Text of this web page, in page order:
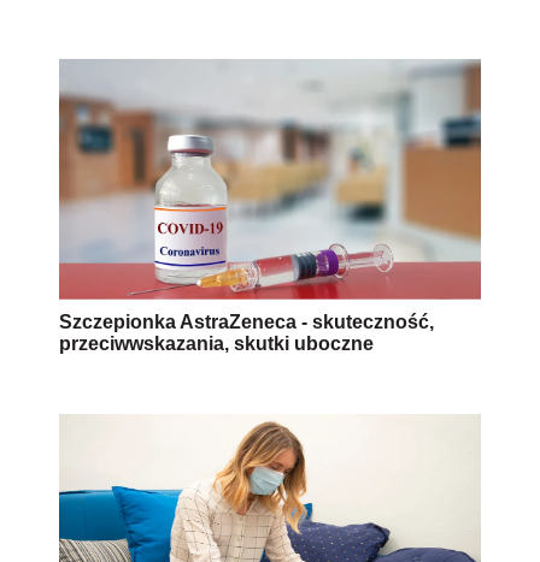
Szczepionka AstraZeneca - skuteczność,
przeciwwskazania, skutki uboczne